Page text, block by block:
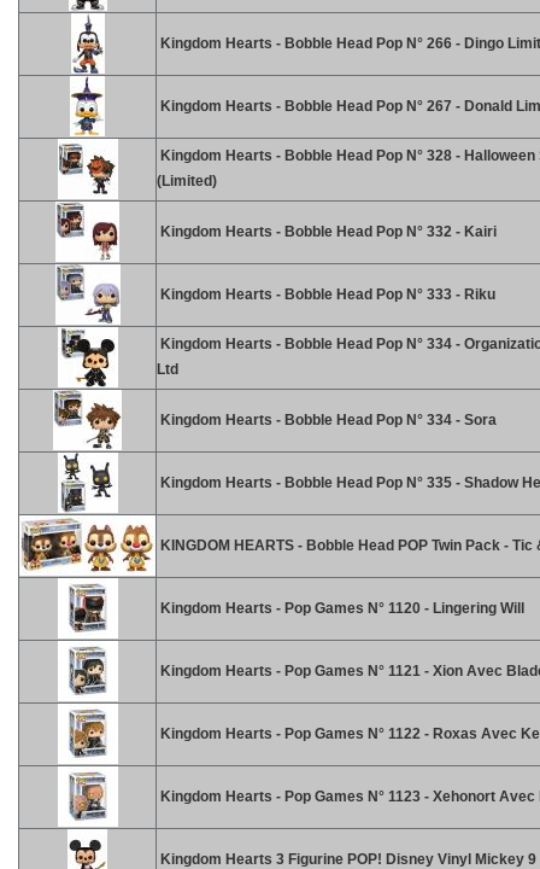
Kingdom Hearts - Bobble Head Pop N° 266 - Dingo
Kingdom Hearts - Bobble Head Pop N° 267 - Donald
Kingdom Hearts - Bobble Head Pop N° 328 - Halloween
(Limited)
Kingdom Hearts - Bobble Head Pop N° 332 - Kairi
Kingdom Hearts - Bobble Head Pop N° 333 - Riku
Kingdom Hearts - Bobble Head Pop N° 334 -
Ltd
Kingdom Hearts - Bobble Head Pop N° 334 - Sora
Kingdom Hearts - Bobble Head Pop N° 335 - Shadow
KINGDOM HEARTS - Bobble Head POP Twin Pack - Tic
Kingdom Hearts - Pop Games N° 1120 - Lingering Will
Kingdom Hearts - Pop Games N° 1121 - Xion Avec
Kingdom Hearts - Pop Games N° 1122 - Roxas Avec
Kingdom Hearts - Pop Games N° 1123 - Xehonort
Kingdom Hearts 3 Figurine POP! Disney Vinyl Mickey 9